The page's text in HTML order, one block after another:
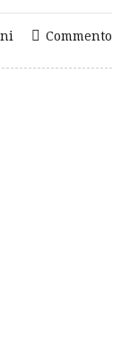
Commento